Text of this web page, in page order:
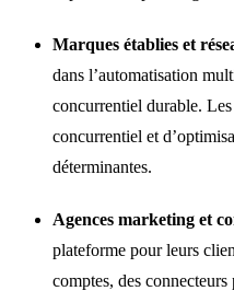
Marques établies et
dans l’automatisation
concurrentiel durable.
concurrentiel et
déterminantes.
Agences marketing et
plateforme pour leurs
comptes, des connecteurs